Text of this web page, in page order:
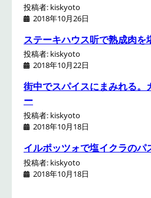
投稿者: kiskyoto
2018年10月26日
ステーキハウス听で熟成肉を
投稿者: kiskyoto
2018年10月22日
街中でスパイスにまみれる。
ー
投稿者: kiskyoto
2018年10月18日
イルポッツォで塩イクラのパ
投稿者: kiskyoto
2018年10月18日